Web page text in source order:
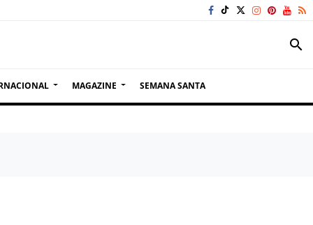
search
MAGAZINE SEMANA SANTA